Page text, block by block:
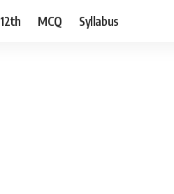
12th MCQ Syllabus